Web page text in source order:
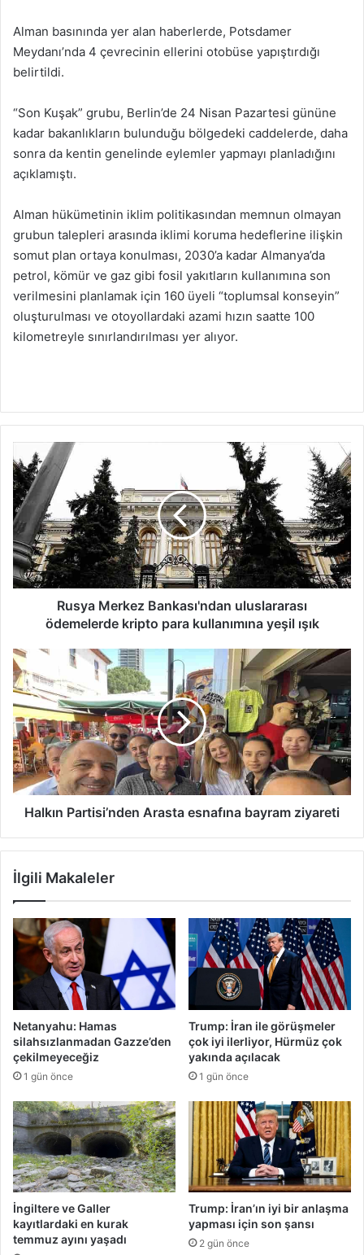
Alman basınında yer alan haberlerde, Potsdamer
Meydanı’nda 4 çevrecinin ellerini otobüse yapıştırdığı
belirtildi.
“Son Kuşak” grubu, Berlin’de 24 Nisan Pazartesi gününe
kadar bakanlıkların bulunduğu bölgedeki caddelerde, daha
sonra da kentin genelinde eylemler yapmayı planladığını
açıklamıştı.
Alman hükümetinin iklim politikasından memnun olmayan
grubun talepleri arasında iklimi koruma hedeflerine ilişkin
somut plan ortaya konulması, 2030’a kadar Almanya’da
petrol, kömür ve gaz gibi fosil yakıtların kullanımına son
verilmesini planlamak için 160 üyeli “toplumsal konseyin”
oluşturulması ve otoyollardaki azami hızın saatte 100
kilometreyle sınırlandırılması yer alıyor.
u
s
y
a
M
e
r
k
a
n
k
a
s
ı
'
n
d
a
r
s
ı
ö
d
e
m
e
l
e
r
d
e
k
r
Rusya Merkez Bankası'ndan uluslararası
ödemelerde kripto para kullanımına yeşil ışık
H
a
l
k
ı
n
P
a
r
e
n
r
t
a
e
s
n
a
f
ı
n
a
b
a
y
Halkın Partisi’nden Arasta esnafına bayram ziyareti
İlgili Makaleler
Netanyahu: Hamas
silahsızlanmadan Gazze’den
çekilmeyeceğiz
1 gün önce
Trump: İran ile görüşmeler
çok iyi ilerliyor, Hürmüz çok
yakında açılacak
1 gün önce
İngiltere ve Galler
kayıtlardaki en kurak
temmuz ayını yaşadı
Trump: İran’ın iyi bir anlaşma
yapması için son şansı
2 gün önce